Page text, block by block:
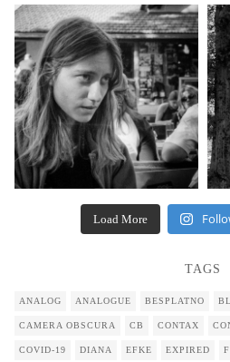
Load More
TAGS
ANALOG ANALOGUE BESPLATNO
CAMERA OBSCURA CB CONTAX
COVID-19 DIANA EFKE EXPIRED